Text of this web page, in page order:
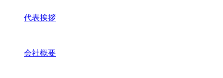
代表挨拶
会社概要